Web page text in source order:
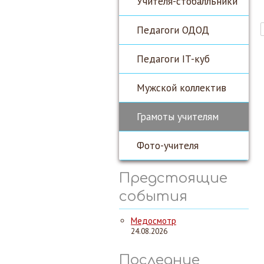
Педагоги ОДОД
Педагоги IT-куб
Мужской коллектив
Грамоты учителям
Фото-учителя
Предстоящие
события
Медосмотр
24.08.2026
Последние